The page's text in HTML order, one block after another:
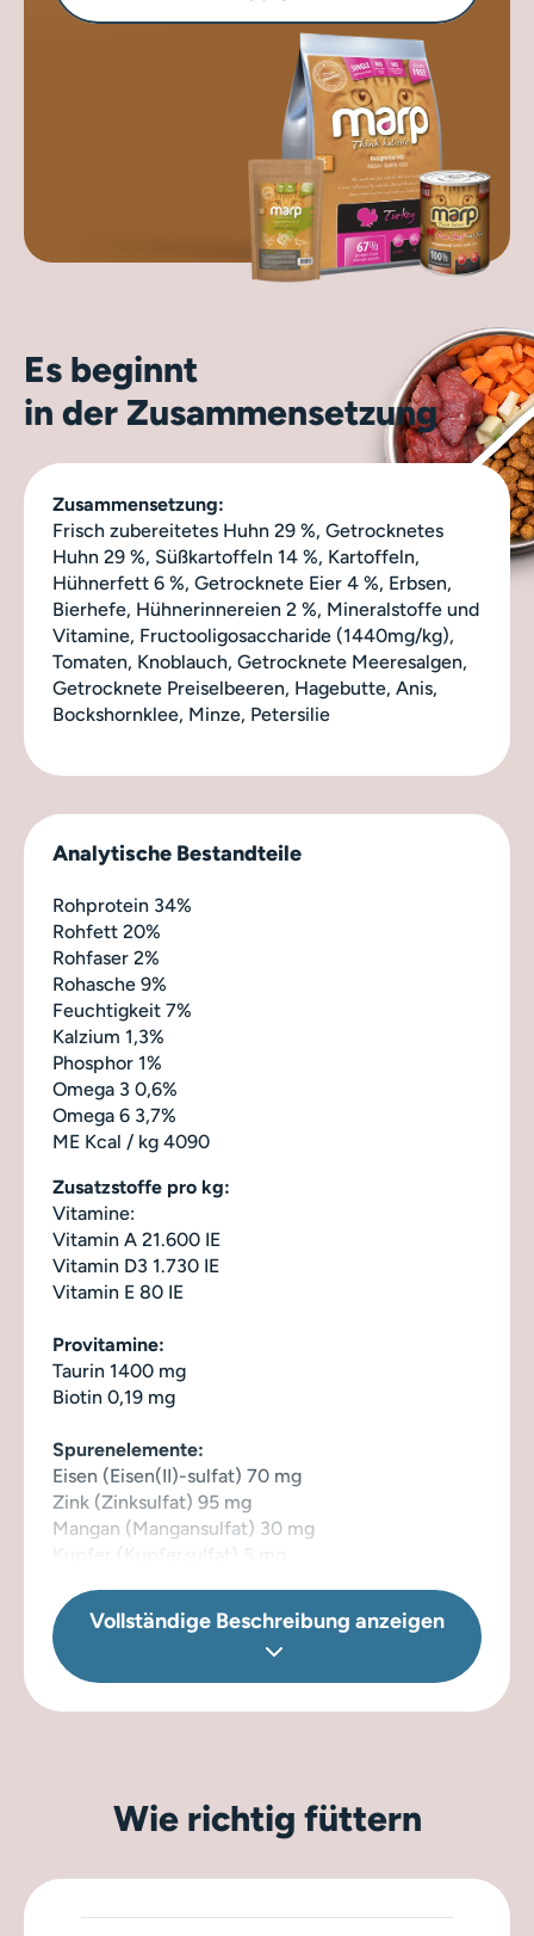
Es beginnt
in der Zusammensetzung
Zusammensetzung:
Frisch zubereitetes Huhn 29 %, Getrocknetes
Huhn 29 %, Süßkartoffeln 14 %, Kartoffeln,
Hühnerfett 6 %, Getrocknete Eier 4 %, Erbsen,
Bierhefe, Hühnerinnereien 2 %, Mineralstoffe und
Vitamine, Fructooligosaccharide (1440mg/kg),
Tomaten, Knoblauch, Getrocknete Meeresalgen,
Getrocknete Preiselbeeren, Hagebutte, Anis,
Bockshornklee, Minze, Petersilie
Analytische Bestandteile
Rohprotein 34%
Rohfett 20%
Rohfaser 2%
Rohasche 9%
Feuchtigkeit 7%
Kalzium 1,3%
Phosphor 1%
Omega 3 0,6%
Omega 6 3,7%
ME Kcal / kg 4090
Zusatzstoffe pro kg:
Vitamine:
Vitamin A 21.600 IE
Vitamin D3 1.730 IE
Vitamin E 80 IE
Provitamine:
Taurin 1400 mg
Biotin 0,19 mg
Spurenelemente:
Eisen (Eisen(II)-sulfat) 70 mg
Zink (Zinksulfat) 95 mg
Mangan (Mangansulfat) 30 mg
Kupfer (Kupfersulfat) 5 mg
Aminosäuren:
DL-Methionin 1800 mg
Natürlich konserviert mit Rosmarinextrakt.
Vollständige Beschreibung anzeigen
Wie richtig füttern